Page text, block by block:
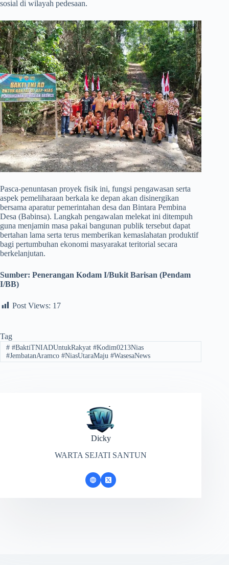
sosial di wilayah pedesaan.
​Pasca-penuntasan proyek fisik ini, fungsi pengawasan serta
aspek pemeliharaan berkala ke depan akan disinergikan
bersama aparatur pemerintahan desa dan Bintara Pembina
Desa (Babinsa). Langkah pengawalan melekat ini ditempuh
guna menjamin masa pakai bangunan publik tersebut dapat
bertahan lama serta terus memberikan kemaslahatan produktif
bagi pertumbuhan ekonomi masyarakat teritorial secara
berkelanjutan.
Sumber: Penerangan Kodam I/Bukit Barisan (Pendam
I/BB)
Post Views: 17
Tag
##BaktiTNIADUntukRakyat #Kodim0213Nias
#JembatanAramco #NiasUtaraMaju #WasesaNews
Dicky
WARTA SEJATI SANTUN